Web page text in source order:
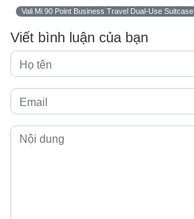
Vali Mi 90 Point Business Travel Dual-Use Suitcase
Viết bình luận của bạn